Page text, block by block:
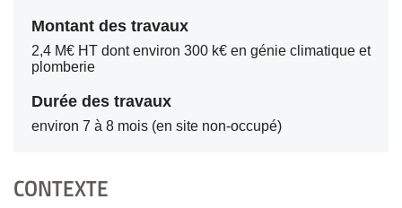
Montant des travaux
2,4 M€ HT dont environ 300 k€ en génie climatique et
plomberie
Durée des travaux
environ 7 à 8 mois (en site non-occupé)
CONTEXTE